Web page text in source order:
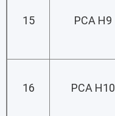
15 PCA H9
16 PCA H10